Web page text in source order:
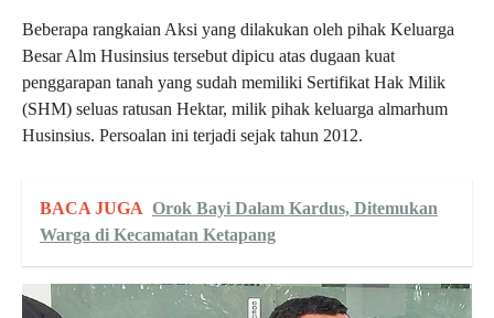
Beberapa rangkaian Aksi yang dilakukan oleh pihak Keluarga
Besar Alm Husinsius tersebut dipicu atas dugaan kuat
penggarapan tanah yang sudah memiliki Sertifikat Hak Milik
(SHM) seluas ratusan Hektar, milik pihak keluarga almarhum
Husinsius. Persoalan ini terjadi sejak tahun 2012.
BACA JUGA Orok Bayi Dalam Kardus, Ditemukan
Warga di Kecamatan Ketapang